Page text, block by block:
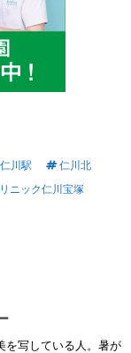
仁川駅
仁川北
ニック仁川宝塚
を写している人。暑が